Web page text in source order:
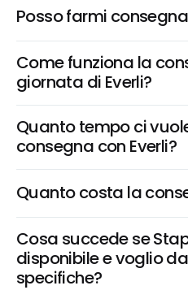
Posso farmi
Come funziona la
giornata di Everli?
Quanto tempo ci
consegna con Everli?
Quanto costa la
Cosa succede se
disponibile e voglio
specifiche?